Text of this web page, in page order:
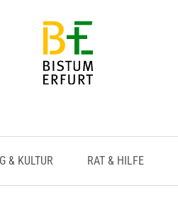
& KULTUR RAT & HILFE